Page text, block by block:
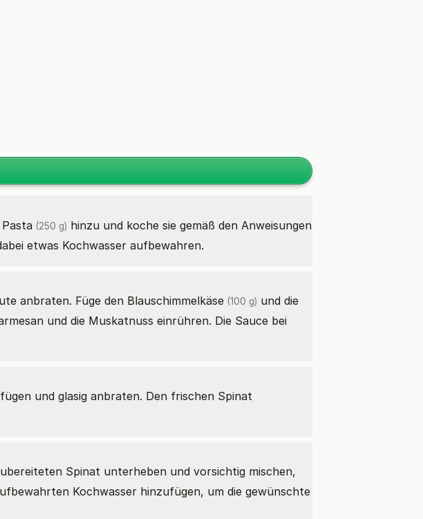
Pasta (250 g) hinzu und koche sie gemäß den Anweisungen
etwas Kochwasser aufbewahren.
anbraten. Füge den Blauschimmelkäse (100 g) und die
und die Muskatnuss einrühren. Die Sauce bei
und glasig anbraten. Den frischen Spinat
Spinat unterheben und vorsichtig mischen,
Kochwasser hinzufügen, um die gewünschte